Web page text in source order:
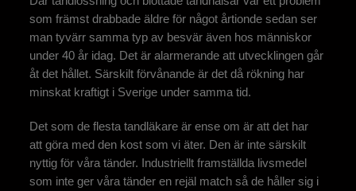
som främst drabbade äldre för något årtionde sedan ser
man tyvärr samma typ av besvär även hos människor
under 40 år idag. Det är alarmerande att utvecklingen går
åt det hållet. Särskilt förvånande är det då rökning har
minskat kraftigt i Sverige under samma tid.
Det som de flesta tandläkare är ense om är att det har
att göra med den kost som vi äter. Den är inte särskilt
nyttig för våra tänder. Industriellt framställda livsmedel
som inte ger våra tänder en rejäl match så de håller sig i